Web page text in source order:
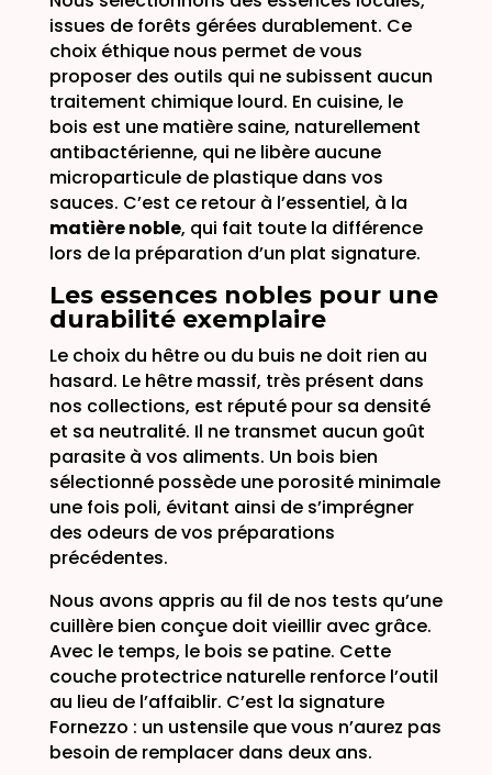
issues de forêts gérées durablement. Ce
choix éthique nous permet de vous
proposer des outils qui ne subissent aucun
traitement chimique lourd. En cuisine, le
bois est une matière saine, naturellement
antibactérienne, qui ne libère aucune
microparticule de plastique dans vos
sauces. C’est ce retour à l’essentiel, à la
matière noble, qui fait toute la différence
lors de la préparation d’un plat signature.
Les essences nobles pour une
durabilité exemplaire
Le choix du hêtre ou du buis ne doit rien au
hasard. Le hêtre massif, très présent dans
nos collections, est réputé pour sa densité
et sa neutralité. Il ne transmet aucun goût
parasite à vos aliments. Un bois bien
sélectionné possède une porosité minimale
une fois poli, évitant ainsi de s’imprégner
des odeurs de vos préparations
précédentes.
Nous avons appris au fil de nos tests qu’une
cuillère bien conçue doit vieillir avec grâce.
Avec le temps, le bois se patine. Cette
couche protectrice naturelle renforce l’outil
au lieu de l’affaiblir. C’est la signature
Fornezzo : un ustensile que vous n’aurez pas
besoin de remplacer dans deux ans.